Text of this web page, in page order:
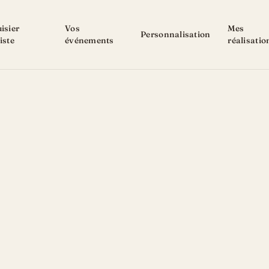
Vos
événements
Personnalisation
Mes